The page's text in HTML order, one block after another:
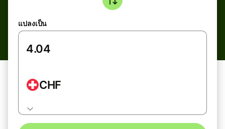
แปลงเป็น
CHF